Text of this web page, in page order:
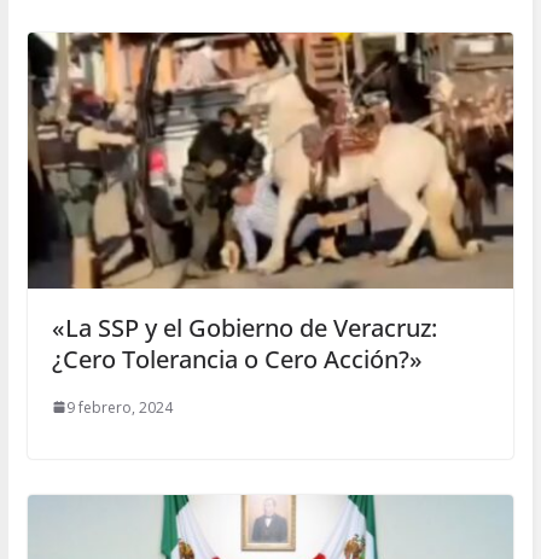
«La SSP y el Gobierno de Veracruz:
¿Cero Tolerancia o Cero Acción?»
9 febrero, 2024